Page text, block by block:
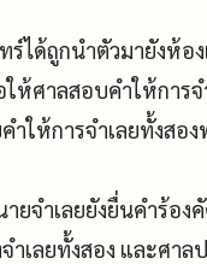
ได้ถูกนำตัวมายังห้อ
ให้ศาลสอบคำให้การ
ำให้การจำเลยทั้งสอ
ยจำเลยยังยื่นคำร้อง
ำเลยทั้งสอง และศา